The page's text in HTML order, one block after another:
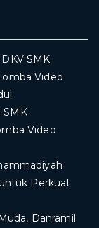
SMK
Video
SMK
Video
Perkuat
Danramil